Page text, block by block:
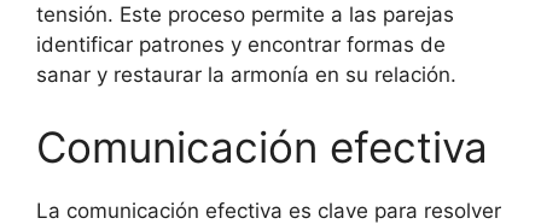
tensión. Este proceso permite a las parejas
identificar patrones y encontrar formas de
sanar y restaurar la armonía en su relación.
Comunicación efectiva
La comunicación efectiva es clave para resolver